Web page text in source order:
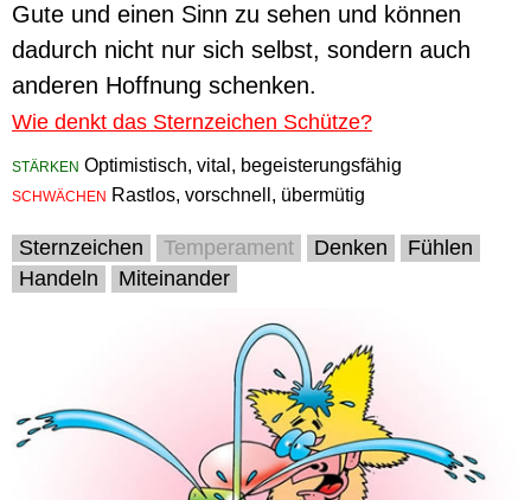
Gute und einen Sinn zu sehen und können
dadurch nicht nur sich selbst, sondern auch
anderen Hoffnung schenken.
Wie denkt das Sternzeichen Schütze?
STÄRKEN Optimistisch, vital, begeisterungsfähig
SCHWÄCHEN Rastlos, vorschnell, übermütig
Sternzeichen Temperament Denken
Fühlen
Handeln
Miteinander